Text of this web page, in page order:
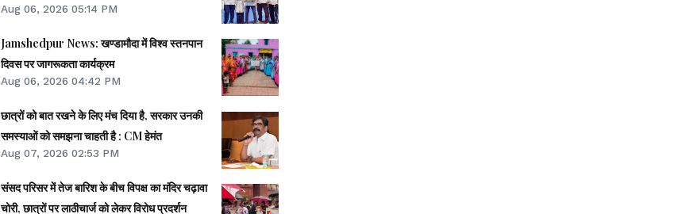
Aug 06, 2026 05:14 PM
Jamshedpur News: खण्डामौदा में विश्व स्तनपान
दिवस पर जागरूकता कार्यक्रम
Aug 06, 2026 04:42 PM
छात्रों को बात रखने के लिए मंच दिया है, सरकार उनकी
समस्याओं को समझना चाहती है : CM हेमंत
Aug 07, 2026 02:53 PM
संसद परिसर में तेज बारिश के बीच विपक्ष का मंदिर चढ़ावा
चोरी, छात्रों पर लाठीचार्ज को लेकर विरोध प्रदर्शन